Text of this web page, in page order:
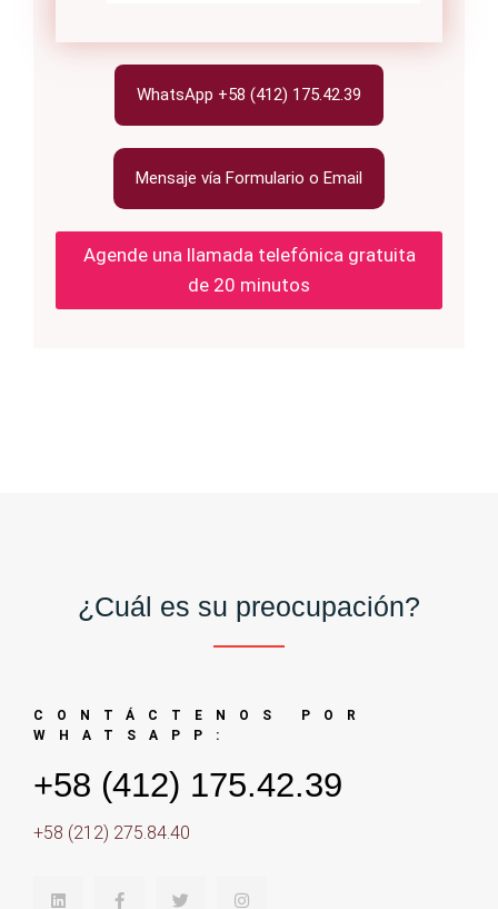
WhatsApp +58 (412) 175.42.39
Mensaje vía Formulario o Email
Agende una llamada telefónica gratuita
de 20 minutos
¿Cuál es su preocupación?
CONTÁCTENOS POR
WHATSAPP:
+58 (412) 175.42.39
+58 (212) 275.84.40